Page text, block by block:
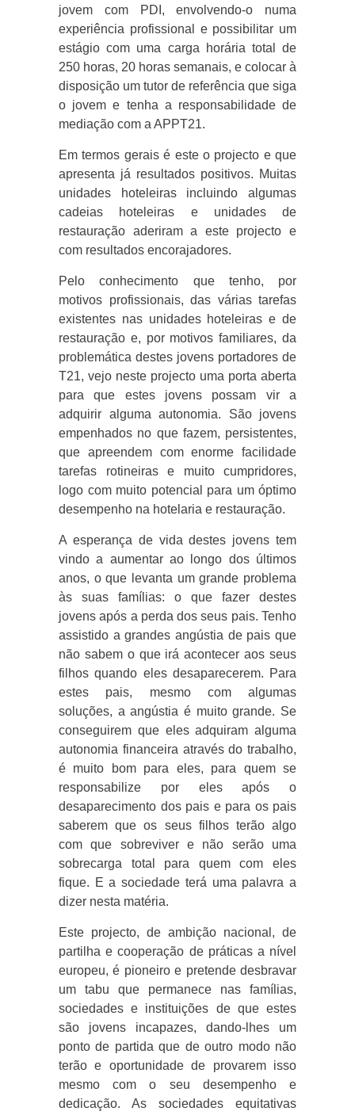
jovem com PDI, envolvendo-o numa
experiência profissional e possibilitar um
estágio com uma carga horária total de
250 horas, 20 horas semanais, e colocar à
disposição um tutor de referência que siga
o jovem e tenha a responsabilidade de
mediação com a APPT21.
Em termos gerais é este o projecto e que
apresenta já resultados positivos. Muitas
unidades hoteleiras incluindo algumas
cadeias hoteleiras e unidades de
restauração aderiram a este projecto e
com resultados encorajadores.
Pelo conhecimento que tenho, por
motivos profissionais, das várias tarefas
existentes nas unidades hoteleiras e de
restauração e, por motivos familiares, da
problemática destes jovens portadores de
T21, vejo neste projecto uma porta aberta
para que estes jovens possam vir a
adquirir alguma autonomia. São jovens
empenhados no que fazem, persistentes,
que apreendem com enorme facilidade
tarefas rotineiras e muito cumpridores,
logo com muito potencial para um óptimo
desempenho na hotelaria e restauração.
A esperança de vida destes jovens tem
vindo a aumentar ao longo dos últimos
anos, o que levanta um grande problema
às suas famílias: o que fazer destes
jovens após a perda dos seus pais. Tenho
assistido a grandes angústia de pais que
não sabem o que irá acontecer aos seus
filhos quando eles desaparecerem. Para
estes pais, mesmo com algumas
soluções, a angústia é muito grande. Se
conseguirem que eles adquiram alguma
autonomia financeira através do trabalho,
é muito bom para eles, para quem se
responsabilize por eles após o
desaparecimento dos pais e para os pais
saberem que os seus filhos terão algo
com que sobreviver e não serão uma
sobrecarga total para quem com eles
fique. E a sociedade terá uma palavra a
dizer nesta matéria.
Este projecto, de ambição nacional, de
partilha e cooperação de práticas a nível
europeu, é pioneiro e pretende desbravar
um tabu que permanece nas famílias,
sociedades e instituições de que estes
são jovens incapazes, dando-lhes um
ponto de partida que de outro modo não
terão e oportunidade de provarem isso
mesmo com o seu desempenho e
dedicação. As sociedades equitativas